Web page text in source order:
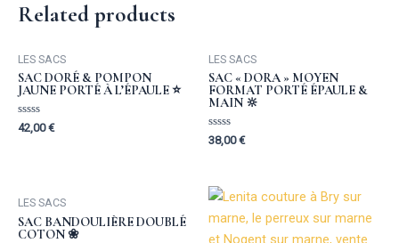
Related products
LES SACS
SAC DORÉ & POMPON
JAUNE PORTÉ À L’ÉPAULE ⭐️
Rated
0
42,00€
LES SACS
SAC « DORA » MOYEN
FORMAT PORTÉ ÉPAULE &
MAIN 🔆
Rated
0
38,00€
LES SACS
SAC BANDOULIÈRE DOUBLÉ
COTON ❀